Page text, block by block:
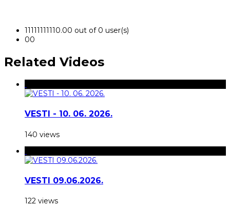
11111111110.00 out of 0 user(s)
00
Related Videos
VESTI - 10. 06. 2026.
140 views
VESTI 09.06.2026.
122 views